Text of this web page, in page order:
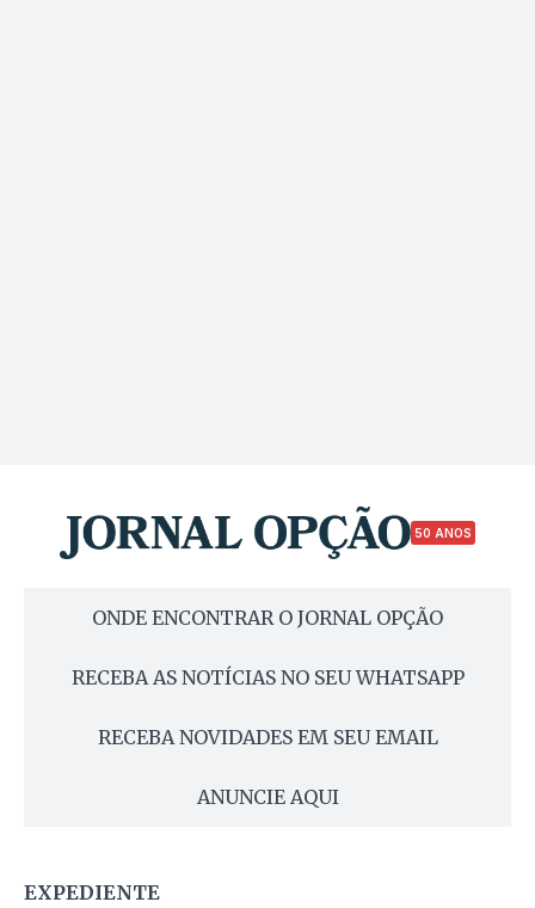
50 ANOS
ONDE ENCONTRAR O JORNAL OPÇÃO
RECEBA AS NOTÍCIAS NO SEU WHATSAPP
RECEBA NOVIDADES EM SEU EMAIL
ANUNCIE AQUI
EXPEDIENTE